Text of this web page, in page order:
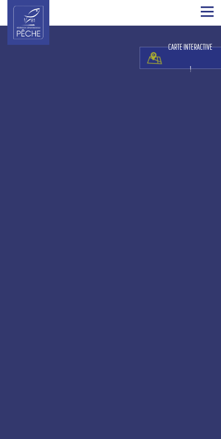
CARTE INTERACTIVE
!